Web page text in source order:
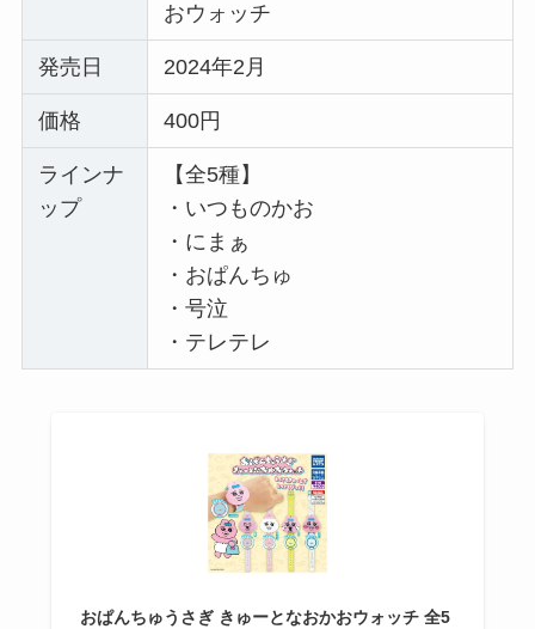
おウォッチ
発売日 2024年2月
価格 400円
ラインナ
ップ
【全5種】
・いつものかお
・にまぁ
・おぱんちゅ
・号泣
・テレテレ
おぱんちゅうさぎ きゅーとなおかおウォッチ 全5